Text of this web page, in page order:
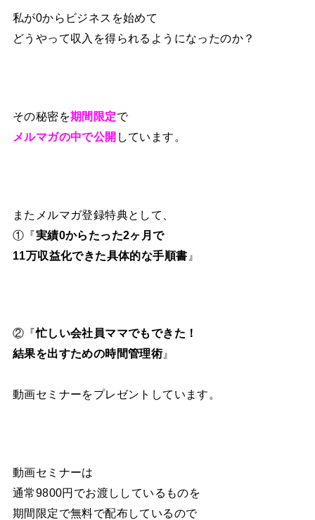
私が0からビジネスを始めて
どうやって収入を得られるようになったのか？
その秘密を期間限定で
メルマガの中で公開 しています。
またメルマガ登録特典として、
①『実績0からたった2ヶ月で
11万収益化できた具体的な手順書 』
②『忙しい会社員ママでもできた！
結果を出すための時間管理術』
動画セミナーをプレゼントしています。
動画セミナーは
通常9800円でお渡ししているものを
期間限定で無料で配布しているので